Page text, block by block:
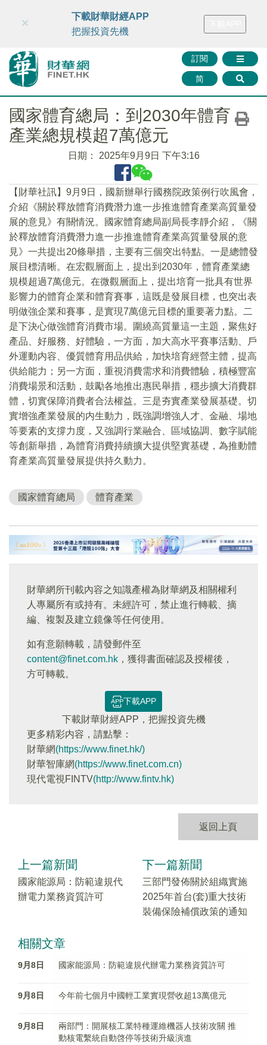
財華智庫網 FINTV FINMETA 財華證券 媒體矩陣
訂閱
简
×
下載財華財經APP
把握投資先機
國家體育總局：到2030年體育
產業總規模超7萬億元
日期： 2025年9月9日 下午3:16
【財華社訊】9月9日，國新辦舉行國務院政策例行吹風會，
介紹《關於釋放體育消費潛力進一步推進體育產業高質量發
展的意見》有關情況。國家體育總局副局長李靜介紹，《關
於釋放體育消費潛力進一步推進體育產業高質量發展的意
見》一共提出20條舉措，主要有三個突出特點。一是總體發
展目標清晰。在宏觀層面上，提出到2030年，體育產業總
規模超過7萬億元。在微觀層面上，提出培育一批具有世界
影響力的體育企業和體育賽事，這既是發展目標，也突出表
明做強企業和賽事，是實現7萬億元目標的重要著力點。二
是下決心做強體育消費市場。圍繞高質量這一主題，聚焦好
產品、好服務、好體驗，一方面，加大高水平賽事活動、戶
外運動内容、優質體育用品供給，加快培育經營主體，提高
供給能力；另一方面，重視消費需求和消費體驗，積極豐富
消費場景和活動，鼓勵各地推出惠民舉措，穩步擴大消費群
體，切實保障消費者合法權益。三是夯實產業發展基礎。切
實增強產業發展的内生動力，既強調增強人才、金融、場地
等要素的支撐力度，又強調行業融合、區域協調、數字賦能
等創新舉措，為體育消費持續擴大提供堅實基礎，為推動體
育產業高質量發展提供持久動力。
國家體育總局 體育產業
財華網所刊載內容之知識產權為財華網及相關權利
人專屬所有或持有。未經許可，禁止進行轉載、摘
編、複製及建立鏡像等任何使用。
如有意願轉載，請發郵件至
content@finet.com.hk ，獲得書面確認及授權後，
方可轉載。
下載APP
下載財華財經APP，把握投資先機
更多精彩内容，請點擊：
財華網(https://www.finet.hk/)
財華智庫網(https://www.finet.com.cn)
現代電視FINTV(http://www.fintv.hk)
返回上頁
上一篇新聞
國家能源局：防範違規代
辦電力業務資質許可
下一篇新聞
三部門發佈關於組織實施
2025年首台(套)重大技術
裝備保險補償政策的通知
相關文章
9月8日 國家能源局：防範違規代辦電力業務資質許可
9月8日 今年前七個月中國輕工業實現營收超13萬億元
9月8日
兩部門：開展核工業特種運維機器人技術攻關 推
動核電繫統自動啓停等技術升級演進